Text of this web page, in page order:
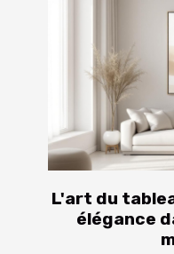
L'art du
élégance